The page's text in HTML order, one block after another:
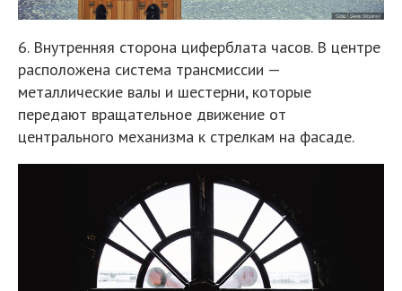
6. Внутренняя сторона циферблата часов. В центре
расположена система трансмиссии —
металлические валы и шестерни, которые
передают вращательное движение от
центрального механизма к стрелкам на фасаде.